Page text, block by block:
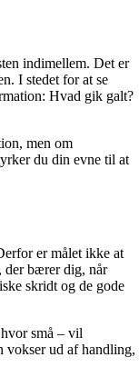
indimellem. Det er
I stedet for at se
Hvad gik galt?
men om
du din evne til at
er målet ikke at
der bærer dig, når
skridt og de gode
små – vil
vokser ud af handling,